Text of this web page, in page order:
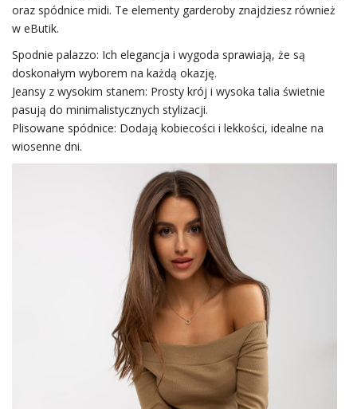
oraz spódnice midi. Te elementy garderoby znajdziesz również
w eButik.
Spodnie palazzo: Ich elegancja i wygoda sprawiają, że są
doskonałym wyborem na każdą okazję.
Jeansy z wysokim stanem: Prosty krój i wysoka talia świetnie
pasują do minimalistycznych stylizacji.
Plisowane spódnice: Dodają kobiecości i lekkości, idealne na
wiosenne dni.